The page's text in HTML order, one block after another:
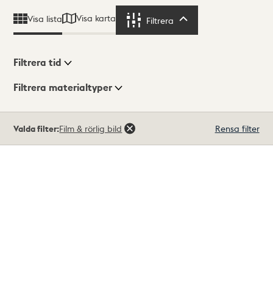
Visa lista Visa karta Filtrera
Visningsläge
Filtrera tid
Filtrera materialtyper
träffar
Valda filter:Film & rörlig bild Rensa filter